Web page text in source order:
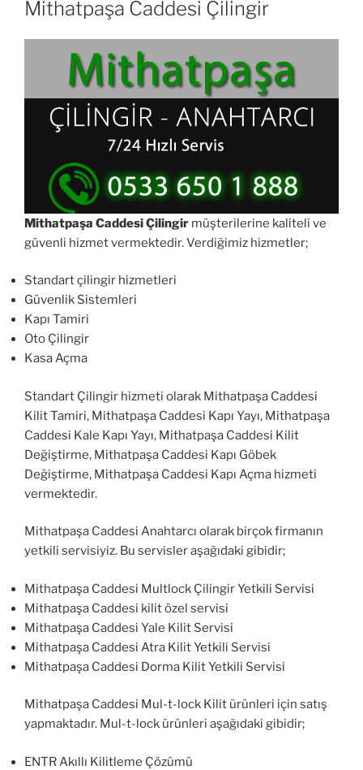
Mithatpaşa Caddesi Çilingir
Mithatpaşa Caddesi Çilingir müşterilerine kaliteli ve
güvenli hizmet vermektedir. Verdiğimiz hizmetler;
Standart çilingir hizmetleri
Güvenlik Sistemleri
Kapı Tamiri
Oto Çilingir
Kasa Açma
Standart Çilingir hizmeti olarak Mithatpaşa Caddesi
Kilit Tamiri, Mithatpaşa Caddesi Kapı Yayı, Mithatpaşa
Caddesi Kale Kapı Yayı, Mithatpaşa Caddesi Kilit
Değiştirme, Mithatpaşa Caddesi Kapı Göbek
Değiştirme, Mithatpaşa Caddesi Kapı Açma hizmeti
vermektedir.
Mithatpaşa Caddesi Anahtarcı olarak birçok firmanın
yetkili servisiyiz. Bu servisler aşağıdaki gibidir;
Mithatpaşa Caddesi Multlock Çilingir Yetkili Servisi
Mithatpaşa Caddesi kilit özel servisi
Mithatpaşa Caddesi Yale Kilit Servisi
Mithatpaşa Caddesi Atra Kilit Yetkili Servisi
Mithatpaşa Caddesi Dorma Kilit Yetkili Servisi
Mithatpaşa Caddesi Mul-t-lock Kilit ürünleri için satış
yapmaktadır. Mul-t-lock ürünleri aşağıdaki gibidir;
ENTR Akıllı Kilitleme Çözümü